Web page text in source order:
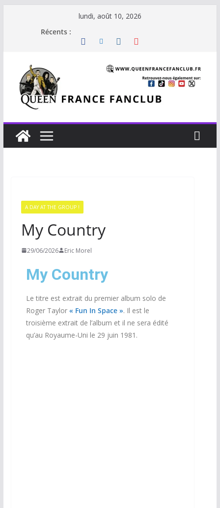
lundi, août 10, 2026
Récents :
A DAY AT THE GROUP !
My Country
29/06/2026 Eric Morel
My Country
Le titre est extrait du premier album solo de
Roger Taylor « Fun In Space ». Il est le
troisième extrait de l’album et il ne sera édité
qu’au Royaume-Uni le 29 juin 1981.